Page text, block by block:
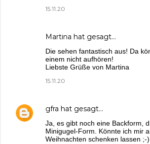
15.11.20
Martina hat gesagt…
Die sehen fantastisch aus! Da
einem nicht aufhören!
Liebste Grüße von Martina
15.11.20
gfra hat gesagt…
Ja, es gibt noch eine Backform,
Minigugel-Form. Könnte ich mir
Weihnachten schenken lassen ;-)